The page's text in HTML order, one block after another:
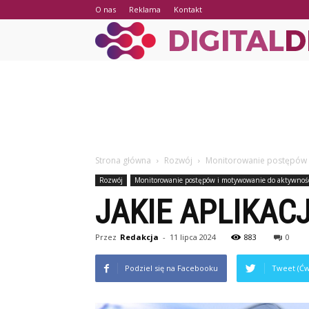
O nas Reklama Kontakt
Strona główna Rozwój Monitorowanie postępów
Rozwój Monitorowanie postępów i motywowanie do
JAKIE
Przez Redakcja - 11 lipca 2024 883 0
Podziel się na Facebooku Tweet